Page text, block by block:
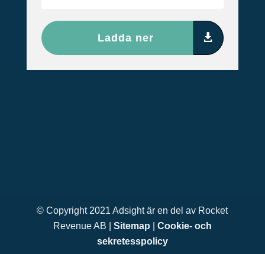
Ladda ner
© Copyright 2021 Adsight är en del av Rocket
Revenue AB | Sitemap
Cookie- och
sekretesspolicy